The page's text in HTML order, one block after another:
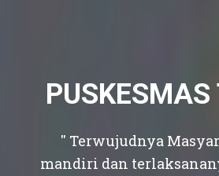
PUSKESMAS
'' Terwujudnya
mandiri dan